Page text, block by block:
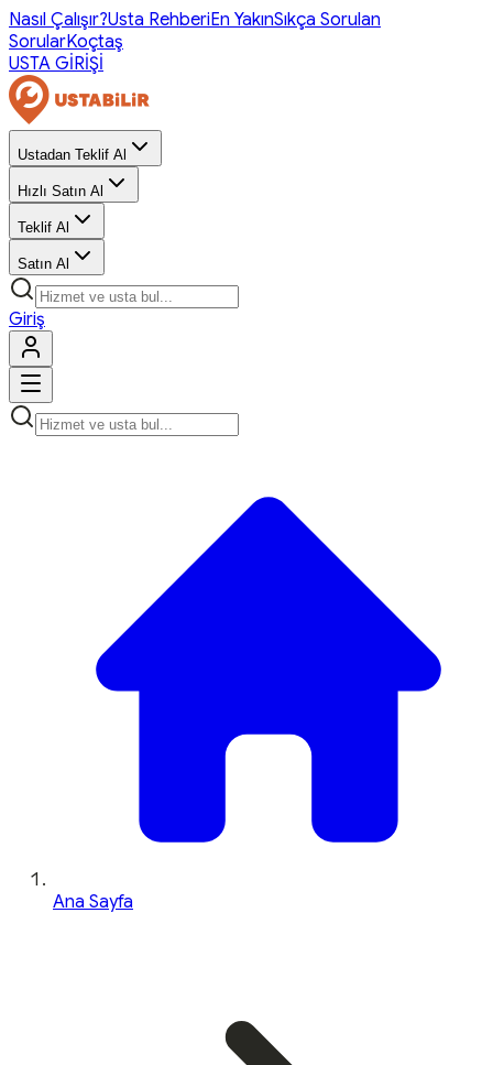
Nasıl Çalışır?Usta RehberiEn YakınSıkça Sorulan
SorularKoçtaş
USTA GİRİŞİ
Ustadan Teklif Al
Hızlı Satın Al
Teklif Al
Satın Al
Giriş
Ana Sayfa